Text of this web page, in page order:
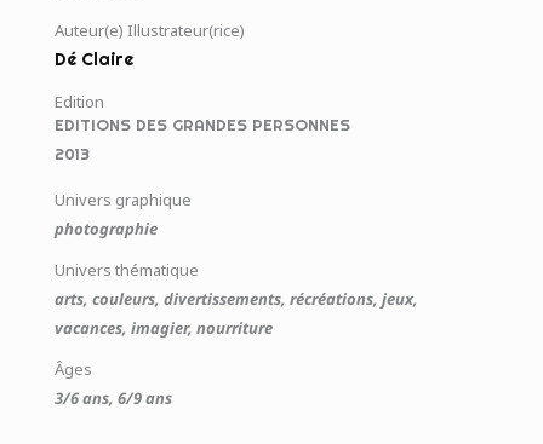
Auteur(e) Illustrateur(rice)
Dé Claire
Edition
EDITIONS DES GRANDES PERSONNES
2013
Univers graphique
photographie
Univers thématique
arts, couleurs, divertissements, récréations, jeux,
vacances, imagier, nourriture
Âges
3/6 ans, 6/9 ans